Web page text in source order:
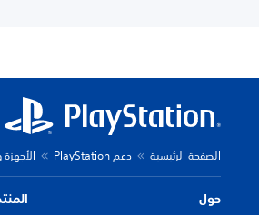
الصفحة الرئيسية دعم PlayStation
حول